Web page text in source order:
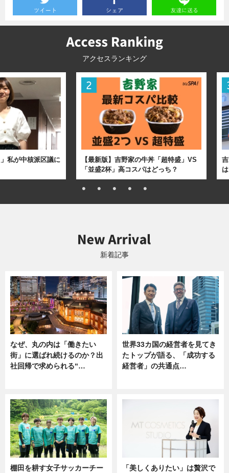
アクセスランキング
私が中核派区議に
【最新版】吉野家の牛丼「超特盛」VS
「並盛2杯」高コスパはどっち？
新着記事
なぜ、丸の内は「働きたい
街」に選ばれ続けるのか？出
社回帰で求められる“…
世界33カ国の経営者を見てき
たトップが語る、「成功する
経営者」の共通点…
棚田を耕す女子サッカーチー
「美しくありたい」は贅沢で